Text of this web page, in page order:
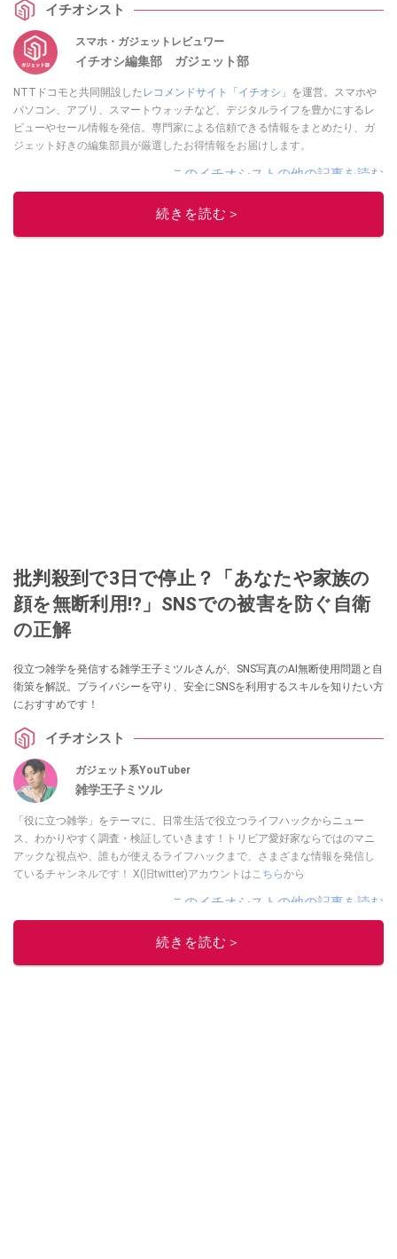
イチオシスト
スマホ・ガジェットレビュワー
イチオシ編集部 ガジェット部
NTTドコモと共同開設した レコメンドサイト「イチオシ」 を運営。スマホや
パソコン、アプリ、スマートウォッチなど、デジタルライフを豊かにするレ
ビューやセール情報を発信。専門家による信頼できる情報をまとめたり、ガ
ジェット好きの編集部員が厳選したお得情報をお届けします。
このイチオシストの他の記事を読む
続きを読む＞
批判殺到で3日で停止？「あなたや家族の
顔を無断利用!?」SNSでの被害を防ぐ自衛
の正解
役立つ雑学を発信する雑学王子ミツルさんが、SNS写真のAI無断使用問題と自
衛策を解説。プライバシーを守り、安全にSNSを利用するスキルを知りたい方
におすすめです！
イチオシスト
ガジェット系YouTuber
雑学王子ミツル
「役に立つ雑学」をテーマに、日常生活で役立つライフハックからニュー
ス、わかりやすく調査・検証していきます！トリビア愛好家ならではのマニ
アックな視点や、誰もが使えるライフハックまで、さまざまな情報を発信し
ているチャンネルです！ X(旧twitter)アカウントはこちらから
このイチオシストの他の記事を読む
続きを読む＞